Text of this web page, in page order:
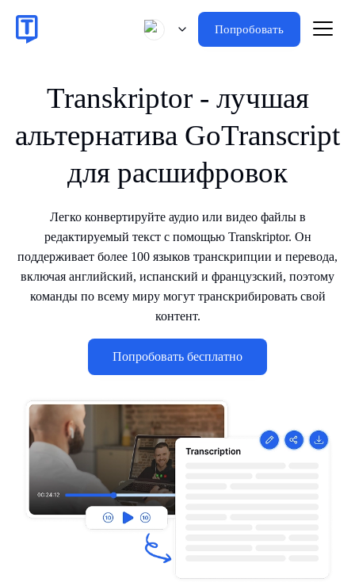
Попробовать
Transkriptor - лучшая
альтернатива GoTranscript
для расшифровок
Легко конвертируйте аудио или видео файлы в
редактируемый текст с помощью Transkriptor. Он
поддерживает более 100 языков транскрипции и перевода,
включая английский, испанский и французский, поэтому
команды по всему миру могут транскрибировать свой
контент.
Попробовать бесплатно